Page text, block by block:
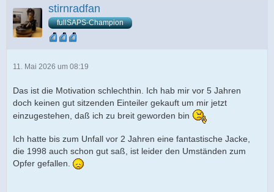
stirnradfan
fullSAPS-Champion
11. Mai 2026 um 08:19
Das ist die Motivation schlechthin. Ich hab mir vor 5 Jahren
doch keinen gut sitzenden Einteiler gekauft um mir jetzt
einzugestehen, daß ich zu breit geworden bin
Ich hatte bis zum Unfall vor 2 Jahren eine fantastische Jacke,
die 1998 auch schon gut saß, ist leider den Umständen zum
Opfer gefallen.